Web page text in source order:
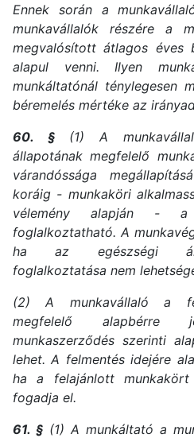
Ennek során a
munkavállalók részére a
megvalósított átlagos éves
alapul venni. Ilyen
munkáltatónál ténylegesen
béremelés mértéke az
60. § (1) A
állapotának megfelelő
várandóssága
koráig - munkaköri
vélemény alapján - a
foglalkoztatható. A
ha az egészségi
foglalkoztatása nem
(2) A munkavállaló a
megfelelő
munkaszerződés szerinti
lehet. A felmentés idejére
ha a felajánlott
fogadja el.
61. § (1) A munkáltató a